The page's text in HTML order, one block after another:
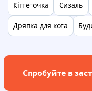
Кігтеточка Сизаль
Дряпка для кота
Спробуйте в